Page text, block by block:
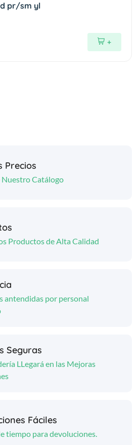
pr/sm yl
+
Precios
Catálogo
Productos de Alta Calidad
antendidas por personal
Seguras
LLegará en las Mejoras
Fáciles
tiempo para devoluciones.